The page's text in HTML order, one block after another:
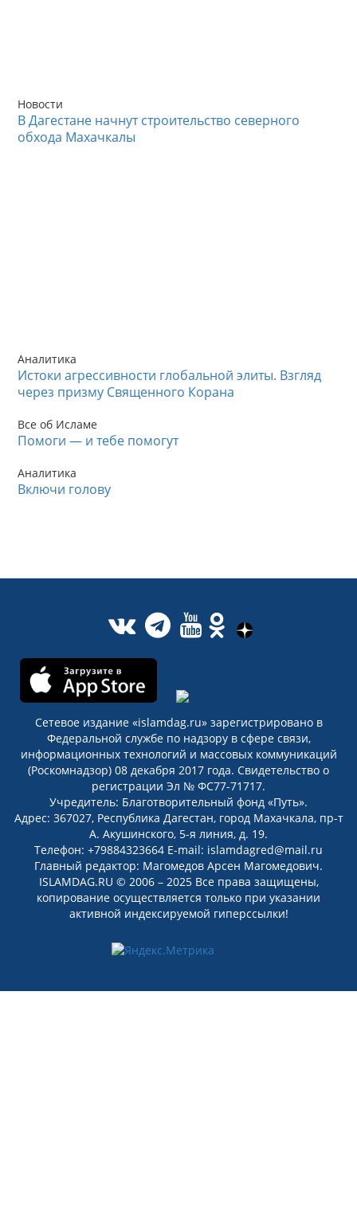
Новости
В Дагестане начнут строительство северного
обхода Махачкалы
Аналитика
Истоки агрессивности глобальной элиты. Взгляд
через призму Священного Корана
Все об Исламе
Помоги — и тебе помогут
Аналитика
Включи голову
Сетевое издание «islamdag.ru» зарегистрировано в
Федеральной службе по надзору в сфере связи,
информационных технологий и массовых коммуникаций
(Роскомнадзор) 08 декабря 2017 года. Свидетельство о
регистрации Эл № ФС77-71717.
Учредитель: Благотворительный фонд «Путь».
Адрес: 367027, Республика Дагестан, город Махачкала, пр-т
А. Акушинского, 5-я линия, д. 19.
Телефон: +79884323664 E-mail: islamdagred@mail.ru
Главный редактор: Магомедов Арсен Магомедович.
ISLAMDAG.RU © 2006 – 2025 Все права защищены,
копирование осуществляется только при указании
активной индексируемой гиперссылки!